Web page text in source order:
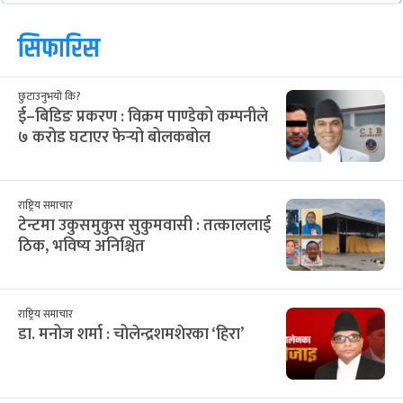
सिफारिस
छुटाउनुभयो कि?
ई–बिडिङ प्रकरण : विक्रम पाण्डेको कम्पनीले
७ करोड घटाएर फेर्‍यो बोलकबोल
राष्ट्रिय समाचार
टेन्टमा उकुसमुकुस सुकुमवासी : तत्काललाई
ठिक, भविष्य अनिश्चित
राष्ट्रिय समाचार
डा. मनोज शर्मा : चोलेन्द्रशमशेरका ‘हिरा’